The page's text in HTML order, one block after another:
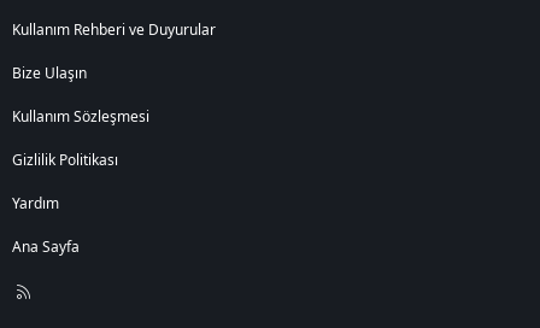
Kullanım Rehberi ve Duyurular
Bize Ulaşın
Kullanım Sözleşmesi
Gizlilik Politikası
Yardım
Ana Sayfa
R